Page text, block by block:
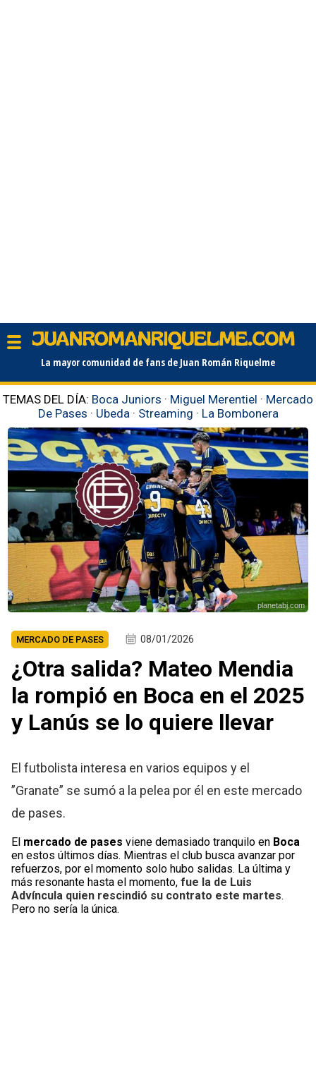
La mayor comunidad de fans de Juan Román Riquelme
TEMAS DEL DÍA: Boca Juniors · Miguel Merentiel · Mercado
De Pases · Ubeda · Streaming · La Bombonera
planetabj.com
MERCADO DE PASES 08/01/2026
¿Otra salida? Mateo Mendia
la rompió en Boca en el 2025
y Lanús se lo quiere llevar
El futbolista interesa en varios equipos y el
”Granate” se sumó a la pelea por él en este mercado
de pases.
El mercado de pases viene demasiado tranquilo en Boca
en estos últimos días. Mientras el club busca avanzar por
refuerzos, por el momento solo hubo salidas. La última y
más resonante hasta el momento,fue la de Luis
Advíncula quien rescindió su contrato este martes.
Pero no sería la única.